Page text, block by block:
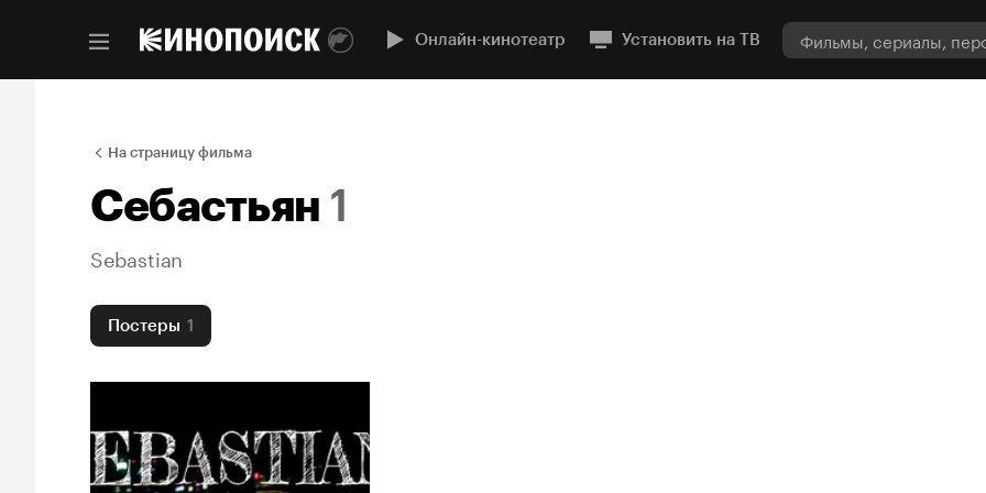
Онлайн-кинотеатр Установить на ТВ
На страницу фильма
Себастьян 1
Sebastian
Постеры 1